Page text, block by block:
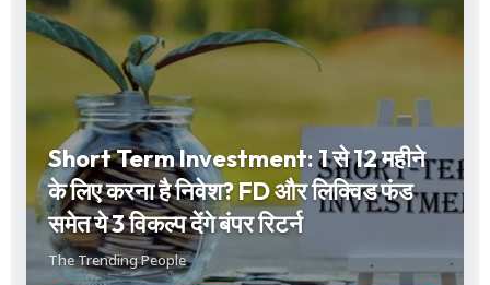
Short Term Investment: 1 से 12 महीने
के लिए करना है निवेश? FD और लिक्विड फंड
समेत ये 3 विकल्प देंगे बंपर रिटर्न
The Trending People